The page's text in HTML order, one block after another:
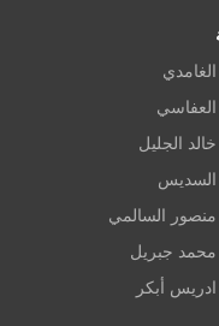
الجليل
السديس
منصور السالمي
محمد جبريل
أبكر